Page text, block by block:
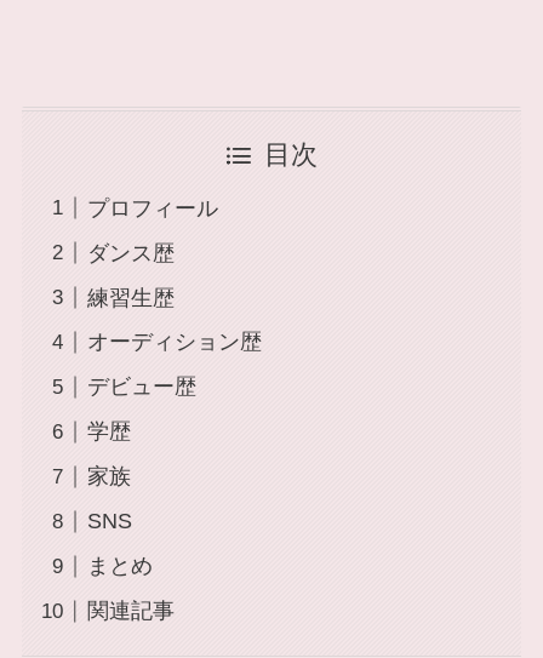
目次
プロフィール
ダンス歴
練習生歴
オーディション歴
デビュー歴
学歴
家族
SNS
まとめ
関連記事